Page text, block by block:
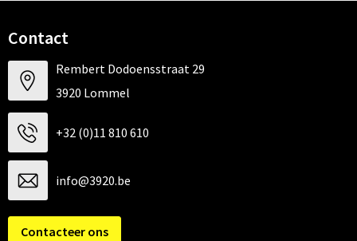
Contact
Rembert Dodoensstraat 29
3920 Lommel
+32 (0)11 810 610
info@3920.be
Contacteer ons